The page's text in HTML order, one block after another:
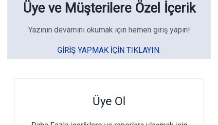
Üye ve Müşterilere Özel İçerik
Yazının devamını okumak için hemen giriş yapın!
GIRIŞ YAPMAK IÇIN TIKLAYIN.
Üye Ol